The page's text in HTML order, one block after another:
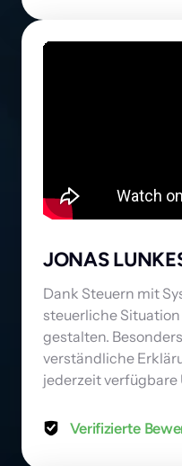
JONAS
Dank Steuern mit
steuerliche
gestalten.
verständliche
jederzeit
Verifizierte